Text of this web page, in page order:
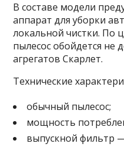
В составе модели
аппарат для уборки
локальной чистки. По
пылесос обойдется не
агрегатов Скарлет.
Технические
обычный пылесос;
мощность
выпускной фильтр